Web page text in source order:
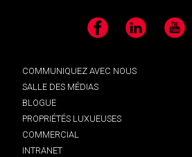
Facebook LinkedIn YouTube
COMMUNIQUEZ AVEC NOUS
SALLE DES MÉDIAS
BLOGUE
PROPRIÉTÉS LUXUEUSES
COMMERCIAL
INTRANET